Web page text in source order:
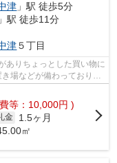
津 」駅 徒歩5分
」駅 徒歩11分
津５丁目
ありちょっとした買い物に
場などが備わっておりと
等：10,000円 )
金
1.5ヶ月
㎡